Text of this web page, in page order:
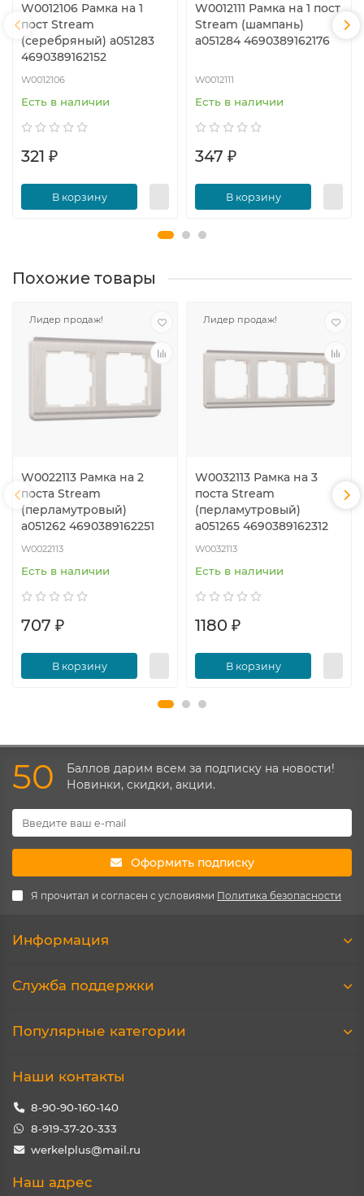
W0012106 Рамка на 1
пост Stream
(серебряный) a051283
4690389162152
W0012106
Есть в наличии
321 ₽
В корзину
W0012111 Рамка на 1 пост
Stream (шампань)
a051284 4690389162176
W0012111
Есть в наличии
347 ₽
В корзину
Похожие товары
Лидер продаж!
W0022113 Рамка на 2
поста Stream
(перламутровый)
a051262 4690389162251
W0022113
Есть в наличии
707 ₽
В корзину
Лидер продаж!
W0032113 Рамка на 3
поста Stream
(перламутровый)
a051265 4690389162312
W0032113
Есть в наличии
1180 ₽
В корзину
50
Баллов дарим всем за подписку на новости!
Новинки, скидки, акции.
Оформить подписку
Я прочитал и согласен с условиями Политика безопасности
Информация
Служба поддержки
Популярные категории
Наши контакты
8-90-90-160-140
8-919-37-20-333
werkelplus@mail.ru
Наш адрес